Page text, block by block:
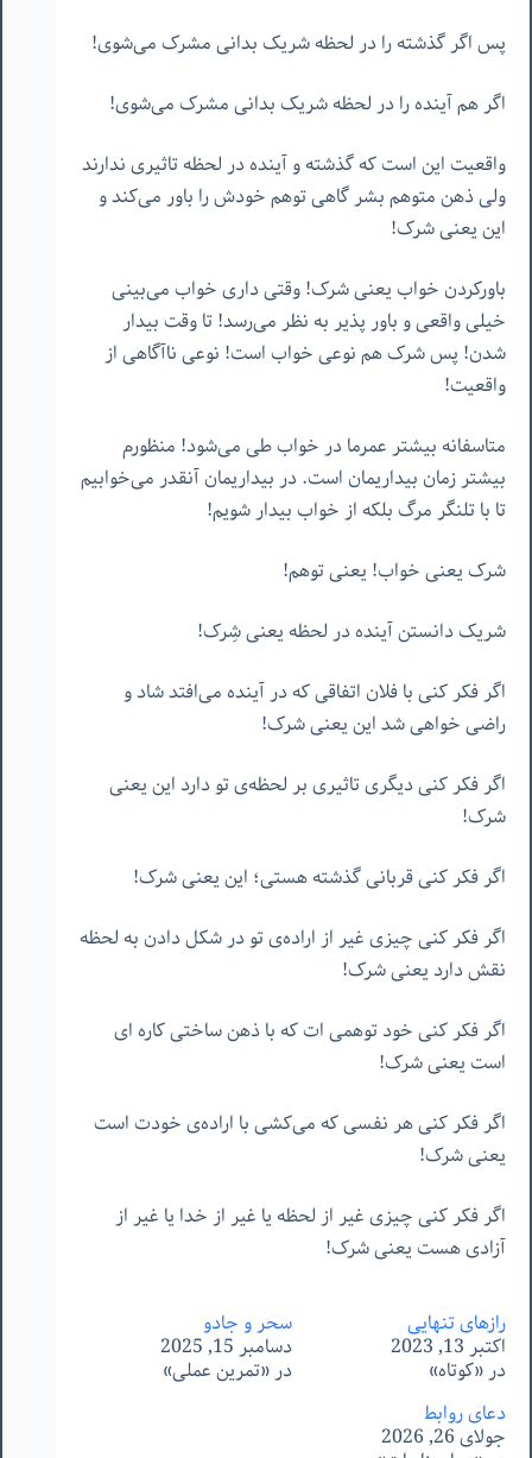
پس اگر گذشته را در لحظه شریک بدانی مشرک می‌شوی!
اگر هم آینده را در لحظه شریک بدانی مشرک می‌شوی!
واقعیت این است که گذشته و آینده در لحظه تاثیری ندارند
ولی ذهن متوهم بشر گاهی توهم خودش را باور می‌کند و
این یعنی شرک!
باورکردن خواب یعنی شرک! وقتی داری خواب می‌بینی
خیلی واقعی و باور پذیر به نظر می‌رسد! تا وقت بیدار
شدن! پس شرک هم نوعی خواب است! نوعی ناآگاهی از
واقعیت!
متاسفانه بیشتر عمرما در خواب طی می‌شود! منظورم
بیشتر زمان بیداریمان است. در بیداریمان آنقدر می‌خوابیم
تا با تلنگر مرگ بلکه از خواب بیدار شویم!
شرک یعنی خواب! یعنی توهم!
شریک دانستن آینده در لحظه یعنی شِرک!
اگر فکر کنی با فلان اتفاقی که در آینده می‌افتد شاد و
راضی خواهی شد این یعنی شرک!
اگر فکر کنی دیگری تاثیری بر لحظه‌ی تو دارد این یعنی
شرک!
اگر فکر کنی قربانی گذشته هستی؛ این یعنی شرک!
اگر فکر کنی چیزی غیر از اراده‌ی تو در شکل دادن به لحظه
نقش دارد یعنی شرک!
اگر فکر کنی خود توهمی ات که با ذهن ساختی کاره ای
است یعنی شرک!
اگر فکر کنی هر نفسی که می‌کشی با اراده‌ی خودت است
یعنی شرک!
اگر فکر کنی چیزی غیر از لحظه یا غیر از خدا یا غیر از
آزادی هست یعنی شرک!
رازهای تنهایی
اکتبر 13, 2023
در «کوتاه»
سحر و جادو
دسامبر 15, 2025
در «تمرین عملی»
دعای روابط
جولای 26, 2026